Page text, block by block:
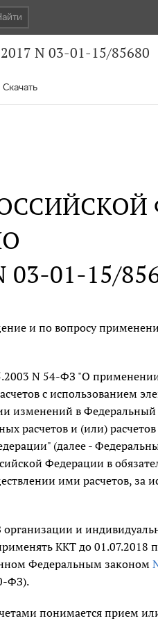
N 03-01-15/85680
Скачать
03-01-15/
и по вопросу
N 54-ФЗ "О
с использованием
изменений в
расчетов и (или)
(далее -
Федерации в
ими расчетов, за
организации и
ККТ до 01.07.2018
Федеральным законом
ФЗ).
понимается прием